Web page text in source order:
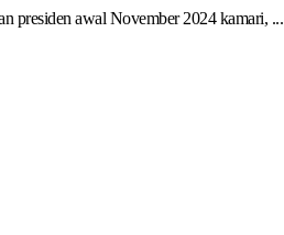
presiden awal November 2024 kamari, ...